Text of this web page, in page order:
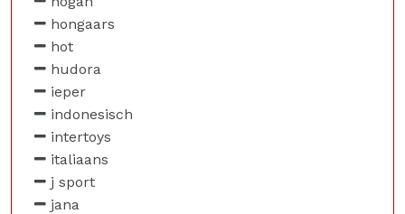
hongaars
hot
hudora
ieper
indonesisch
intertoys
italiaans
j sport
jana